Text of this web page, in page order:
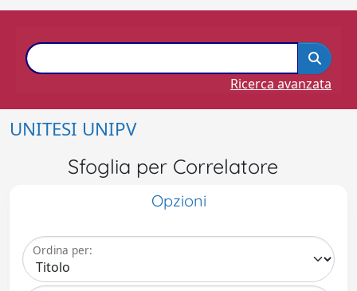
Ricerca avanzata
UNITESI UNIPV
Sfoglia per Correlatore
Opzioni
Ordina per: